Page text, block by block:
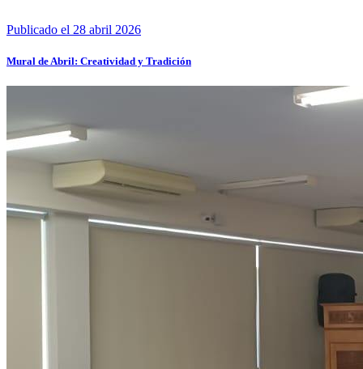
Publicado el 28 abril 2026
Mural de Abril: Creatividad y Tradición